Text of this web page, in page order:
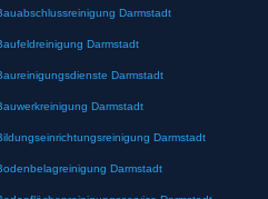
Darmstadt
Darmstadt
Darmstadt
Darmstadt
Darmstadt
Darmstadt